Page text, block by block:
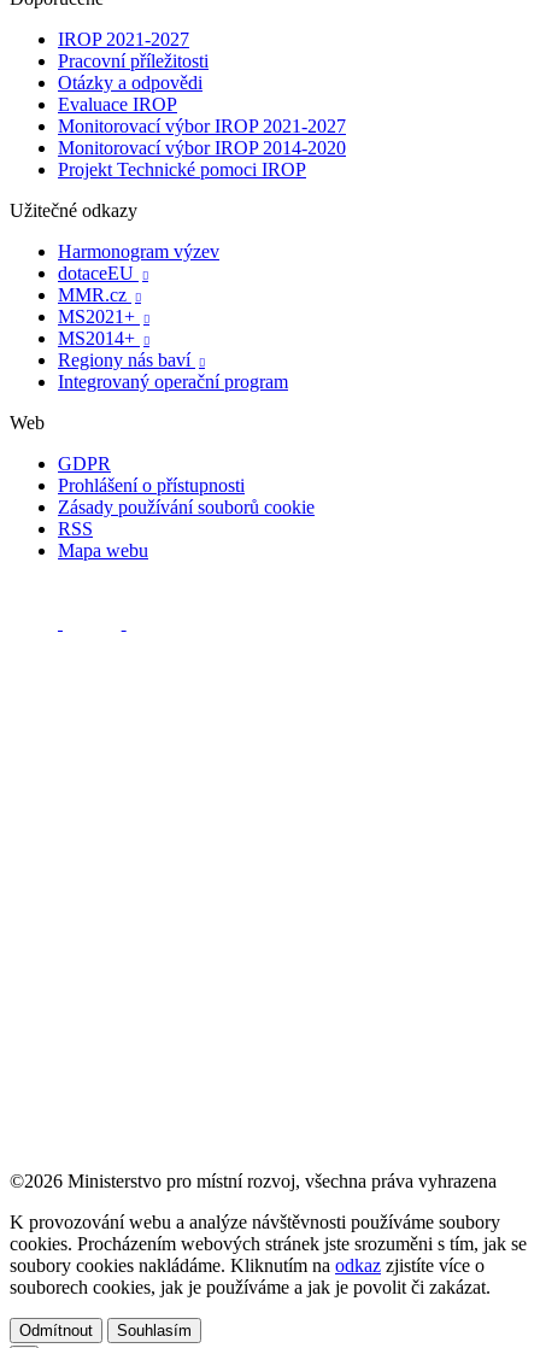
IROP 2021-2027
Pracovní příležitosti
Otázky a odpovědi
Evaluace IROP
Monitorovací výbor IROP 2021-2027
Monitorovací výbor IROP 2014-2020
Projekt Technické pomoci IROP
Užitečné odkazy
Harmonogram výzev
dotaceEU

MMR.cz 
MS2021+ 
MS2014+ 
Regiony nás baví 
Integrovaný operační program
Web
GDPR
Prohlášení o přístupnosti
Zásady používání souborů cookie
RSS
Mapa webu
©2026 Ministerstvo pro místní rozvoj, všechna práva vyhrazena
K provozování webu a analýze návštěvnosti používáme soubory
cookies. Procházením webových stránek jste srozuměni s tím, jak se
soubory cookies nakládáme. Kliknutím na odkaz zjistíte více o
souborech cookies, jak je používáme a jak je povolit či zakázat.
Odmítnout
Souhlasím